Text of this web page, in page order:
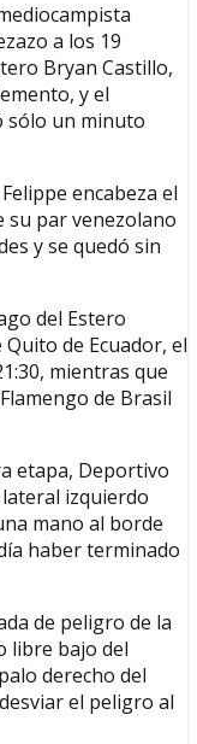
a los 19
Bryan Castillo,
y el
sólo un minuto
encabeza el
su par venezolano
y se quedó sin
del Estero
de Ecuador, el
mientras que
de Brasil
etapa, Deportivo
izquierdo
mano al borde
haber terminado
de peligro de la
libre bajo del
derecho del
el peligro al